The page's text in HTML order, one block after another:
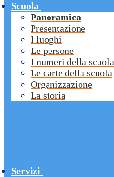
Scuola
Panoramica
Presentazione
I luoghi
Le persone
I numeri della scuola
Le carte della scuola
Organizzazione
La storia
Servizi